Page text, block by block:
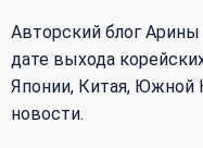
Авторский блог
дате выхода
Японии, Китая, Южной
новости.